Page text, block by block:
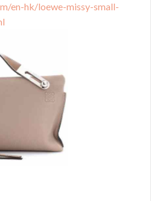
en-hk/loewe-missy-small-